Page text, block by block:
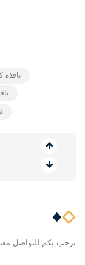
نافذة
نرحب بكم للتواصل